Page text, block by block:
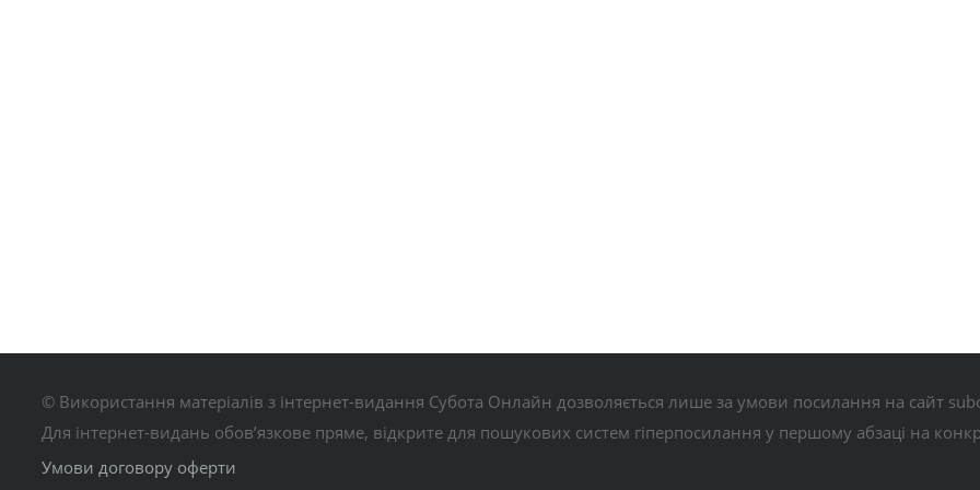
© Використання матеріалів з інтернет-видання Субота Онлайн дозволяється лише за умови посилання на сайт
Для інтернет-видань обов’язкове пряме, відкрите для пошукових систем гіперпосилання у першому абзаці на
Умови договору оферти